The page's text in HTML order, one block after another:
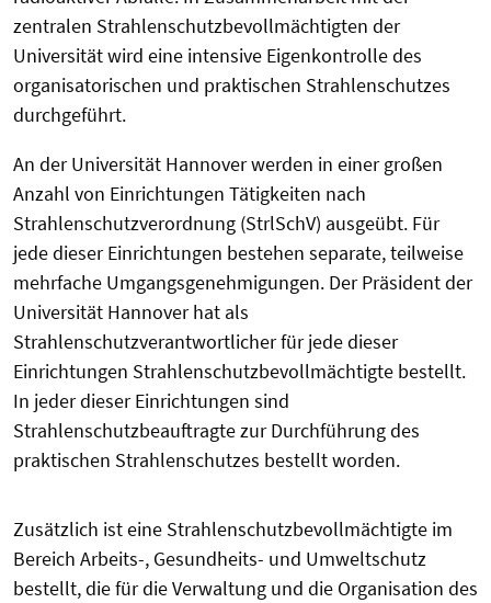
zentralen Strahlenschutzbevollmächtigten der
Universität wird eine intensive Eigenkontrolle des
organisatorischen und praktischen Strahlenschutzes
durchgeführt.
An der Universität Hannover werden in einer großen
Anzahl von Einrichtungen Tätigkeiten nach
Strahlenschutzverordnung (StrlSchV) ausgeübt. Für
jede dieser Einrichtungen bestehen separate, teilweise
mehrfache Umgangsgenehmigungen. Der Präsident der
Universität Hannover hat als
Strahlenschutzverantwortlicher für jede dieser
Einrichtungen Strahlenschutzbevollmächtigte bestellt.
In jeder dieser Einrichtungen sind
Strahlenschutzbeauftragte zur Durchführung des
praktischen Strahlenschutzes bestellt worden.
Zusätzlich ist eine Strahlenschutzbevollmächtigte im
Bereich Arbeits-, Gesundheits- und Umweltschutz
bestellt, die für die Verwaltung und die Organisation des